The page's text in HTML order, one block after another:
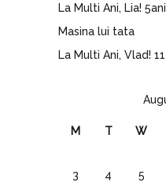
La Multi Ani, Lia!
Masina lui tata
La Multi Ani, Vlad!
M T W
3
4 5